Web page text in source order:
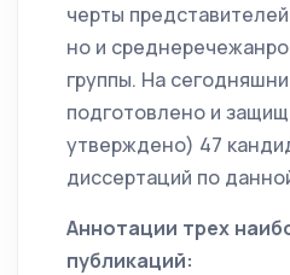
черты
но и
группы. На
подготовлено и
утверждено) 47
диссертаций по
Аннотации трех
публикаций: